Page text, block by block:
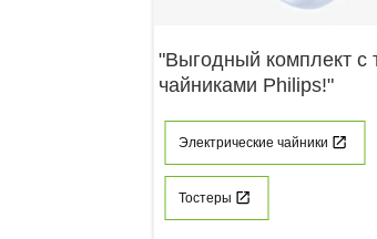
"Выгодный комплект с
чайниками Philips!"
Электрические чайники
Тостеры